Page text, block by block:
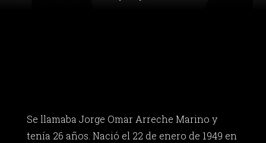
Se llamaba Jorge Omar Arreche Marino y
tenía 26 años. Nació el 22 de enero de 1949 en